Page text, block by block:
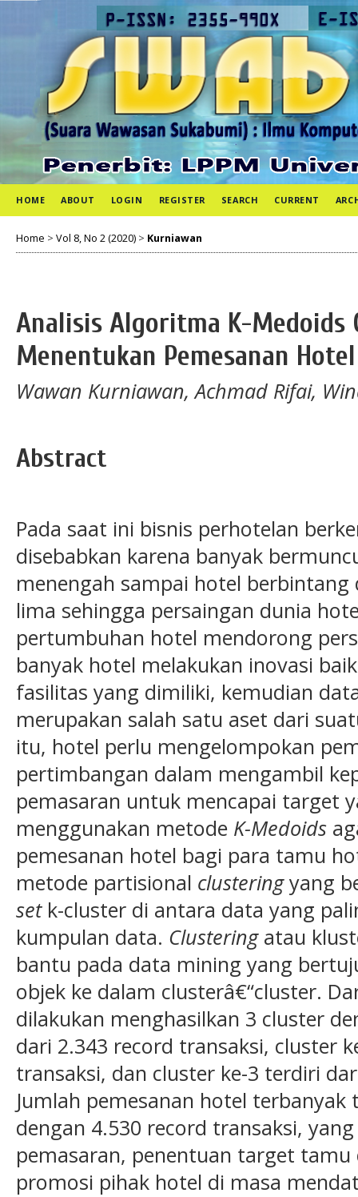
HOME ABOUT LOGIN REGISTER SEARCH CURRENT
Home > Vol 8, No 2 (2020) > Kurniawan
Analisis Algoritma K-Medoids
Menentukan Pemesanan Hotel
Wawan Kurniawan, Achmad Rifai,
Abstract
Pada saat ini bisnis perhotelan
disebabkan karena banyak
menengah sampai hotel
lima sehingga persaingan dunia
pertumbuhan hotel mendorong
banyak hotel melakukan inovasi
fasilitas yang dimiliki, kemudian
merupakan salah satu aset dari
itu, hotel perlu mengelompokan
pertimbangan dalam mengambil
pemasaran untuk mencapai target
menggunakan metode K-Medoids
pemesanan hotel bagi para tamu
metode partisional clusteringyang
setk-cluster di antara data yang
kumpulan data. Clusteringatau
bantu pada data mining yang
objek ke dalam clusterâ€“cluster.
dilakukan menghasilkan 3 cluster
dari 2.343 record transaksi, cluster
transaksi, dan cluster ke-3 terdiri
Jumlah pemesanan hotel
dengan 4.530 record transaksi,
pemasaran, penentuan target
promosi pihak hotel di masa